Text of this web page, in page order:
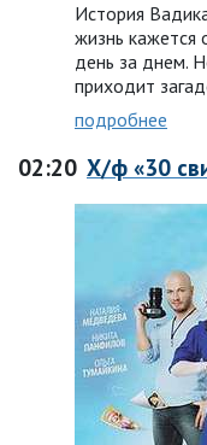
История
жизнь кажется
день за днем.
приходит
подробнее
02:20 Х/ф «30